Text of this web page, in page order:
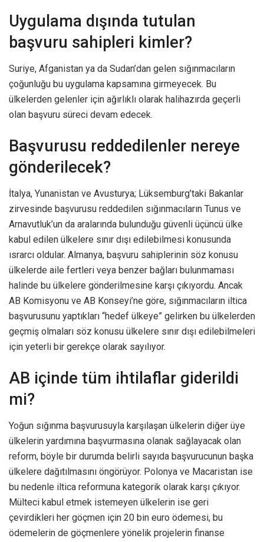
Uygulama dışında tutulan
başvuru sahipleri kimler?
Suriye, Afganistan ya da Sudan’dan gelen sığınmacıların
çoğunluğu bu uygulama kapsamına girmeyecek. Bu
ülkelerden gelenler için ağırlıklı olarak halihazırda geçerli
olan başvuru süreci devam edecek.
Başvurusu reddedilenler nereye
gönderilecek?
İtalya, Yunanistan ve Avusturya; Lüksemburg’taki Bakanlar
zirvesinde başvurusu reddedilen sığınmacıların Tunus ve
Arnavutluk’un da aralarında bulunduğu güvenli üçüncü ülke
kabul edilen ülkelere sınır dışı edilebilmesi konusunda
ısrarcı oldular. Almanya, başvuru sahiplerinin söz konusu
ülkelerde aile fertleri veya benzer bağları bulunmaması
halinde bu ülkelere gönderilmesine karşı çıkıyordu. Ancak
AB Komisyonu ve AB Konseyi’ne göre, sığınmacıların iltica
başvurusunu yaptıkları “hedef ülkeye” gelirken bu ülkelerden
geçmiş olmaları söz konusu ülkelere sınır dışı edilebilmeleri
için yeterli bir gerekçe olarak sayılıyor.
AB içinde tüm ihtilaflar giderildi
mi?
Yoğun sığınma başvurusuyla karşılaşan ülkelerin diğer üye
ülkelerin yardımına başvurmasına olanak sağlayacak olan
reform, böyle bir durumda belirli sayıda başvurucunun başka
ülkelere dağıtılmasını öngörüyor. Polonya ve Macaristan ise
bu nedenle iltica reformuna kategorik olarak karşı çıkıyor.
Mülteci kabul etmek istemeyen ülkelerin ise geri
çevirdikleri her göçmen için 20 bin euro ödemesi, bu
ödemelerin de göçmenlere yönelik projelerin finanse